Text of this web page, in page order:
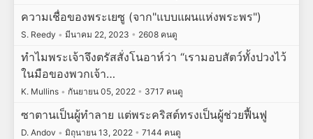
ความเชื่อของพระเยซู (จาก"แบบแผนแห่งพระพร")
S. Reedy • มีนาคม 22, 2023 • 2608 คนดู
ทำไมพระเจ้าจึงตรัสสั่งโนอาห์ว่า “เรามอบสัตว์ทั้งปวงไว้
ในมือของพวกเจ้า…
K. Mullins • กันยายน 05, 2022 • 3717 คนดู
ซาตานเป็นผู้ทำลาย แต่พระคริสต์ทรงเป็นผู้ช่วยฟื้นฟู
D. Andov • มิถุนายน 13, 2022 • 7144 คนดู